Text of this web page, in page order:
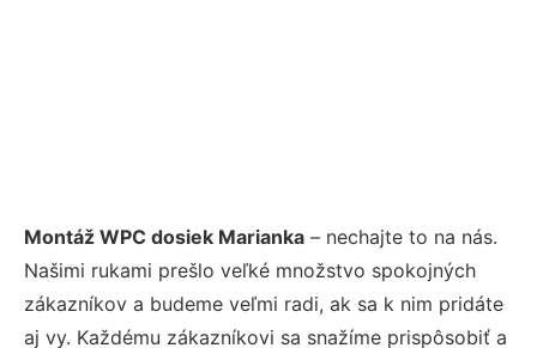
Montáž WPC dosiek Marianka – nechajte to na nás.
Našimi rukami prešlo veľké množstvo spokojných
zákazníkov a budeme veľmi radi, ak sa k nim pridáte
aj vy. Každému zákazníkovi sa snažíme prispôsobiť a